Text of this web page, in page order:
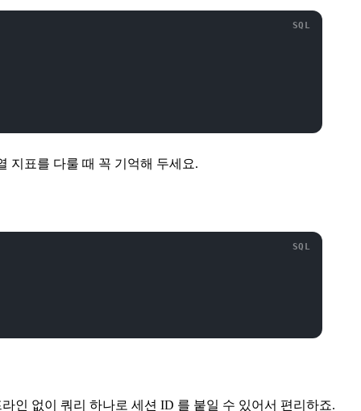
지표를 다룰 때 꼭 기억해 두세요.
인 없이 쿼리 하나로 세션 ID 를 붙일 수 있어서 편리하죠.